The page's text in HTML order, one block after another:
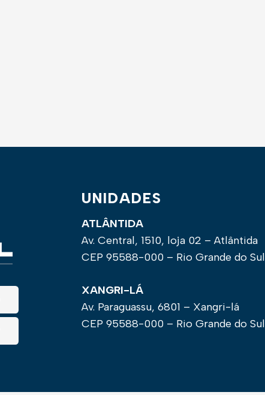
UNIDADES
ATLÂNTIDA
Av. Central, 1510, loja 02 – Atlântida
CEP 95588-000 – Rio Grande do Sul
XANGRI-LÁ
Av. Paraguassu, 6801 – Xangri-lá
CEP 95588-000 – Rio Grande do Sul